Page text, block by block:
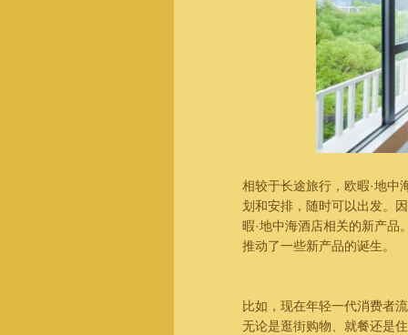
相较于长途旅行，欧暇·地中
划和安排，随时可以出发。
暇·地中海酒店相关的新产品
推动了一些新产品的诞生。
比如，现在年轻一代消费者
无论是逛街购物、就餐还是